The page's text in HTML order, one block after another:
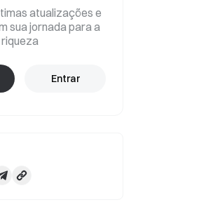
atualizações e
sua jornada para a
riqueza
Entrar